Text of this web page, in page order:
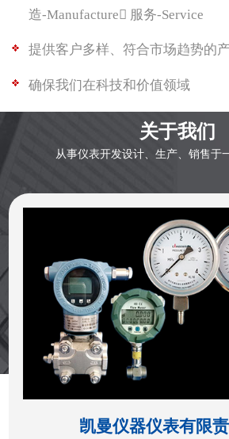
造-Manufacture 服务-Service
提供客户多样、符合市场趋势的
确保我们在科技和价值领域
关于我们
从事仪表开发设计、生产、销售于
凯曼仪器仪表有限